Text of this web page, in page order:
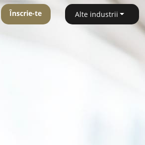
Înscrie-te Alte industrii